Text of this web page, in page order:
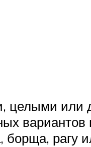
целыми
борща, рагу